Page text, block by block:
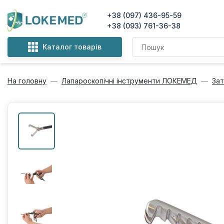
+38 (097) 436-95-59
+38 (093) 761-36-38
Каталог товарів
На головну Лапароскопічні інструменти ЛОКЕМЕД